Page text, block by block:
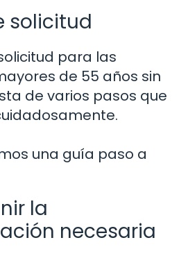
solicitud
para las
de 55 años sin
de varios pasos que
una guía paso a
la
necesaria